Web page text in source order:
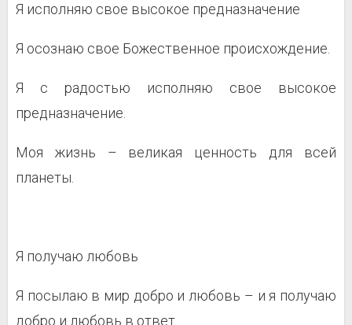
Я исполняю свое высокое предназначение
Я осознаю свое Божественное происхождение.
Я с радостью исполняю свое высокое
предназначение.
Моя жизнь – великая ценность для всей
планеты.
Я получаю любовь
Я посылаю в мир добро и любовь – и я получаю
добро и любовь в ответ.